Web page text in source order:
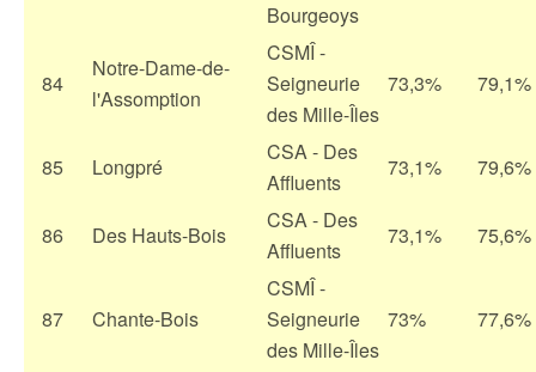
Bourgeoys
84
Notre-Dame-de-
l'Assomption
CSMÎ -
Seigneurie
des Mille-Îles
73,3% 79,1%
85 Longpré
CSA - Des
Affluents
73,1% 79,6%
86 Des Hauts-Bois
CSA - Des
Affluents
73,1% 75,6%
87 Chante-Bois
CSMÎ -
Seigneurie
des Mille-Îles
73% 77,6%